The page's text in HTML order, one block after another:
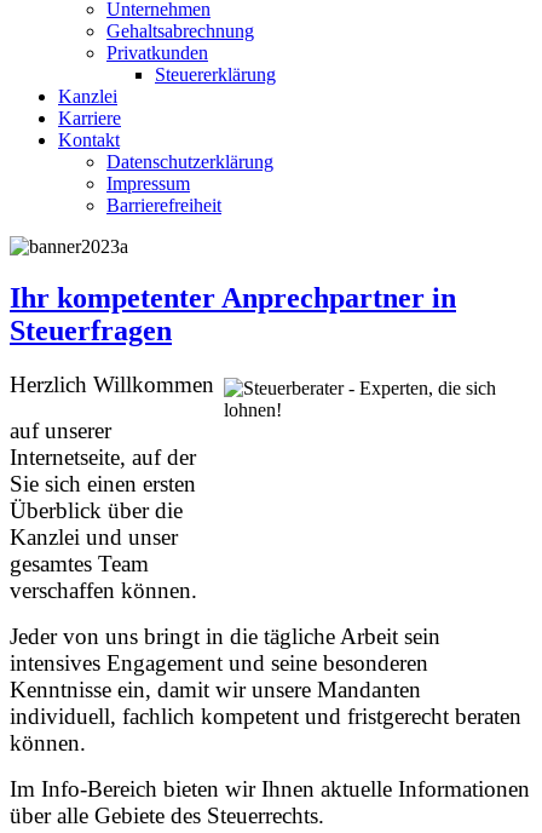
Unternehmen
Gehaltsabrechnung
Privatkunden
Steuererklärung
Kanzlei
Karriere
Kontakt
Datenschutzerklärung
Impressum
Barrierefreiheit
Ihr kompetenter Anprechpartner in
Steuerfragen
Herzlich Willkommen
auf unserer
Internetseite, auf der
Sie sich einen ersten
Überblick über die
Kanzlei und unser
gesamtes Team
verschaffen können.
Jeder von uns bringt in die tägliche Arbeit sein
intensives Engagement und seine besonderen
Kenntnisse ein, damit wir unsere Mandanten
individuell, fachlich kompetent und fristgerecht beraten
können.
Im Info-Bereich bieten wir Ihnen aktuelle Informationen
über alle Gebiete des Steuerrechts.